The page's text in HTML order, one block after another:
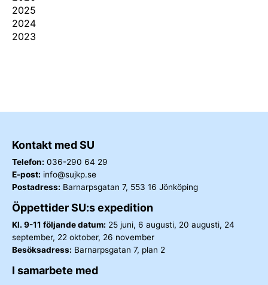
2025
2024
2023
Kontakt med SU
Telefon: 036-290 64 29
E-post: info@sujkp.se
Postadress: Barnarpsgatan 7, 553 16 Jönköping
Öppettider SU:s expedition
Kl. 9-11 följande datum: 25 juni, 6 augusti, 20 augusti, 24
september, 22 oktober, 26 november
Besöksadress: Barnarpsgatan 7, plan 2
I samarbete med